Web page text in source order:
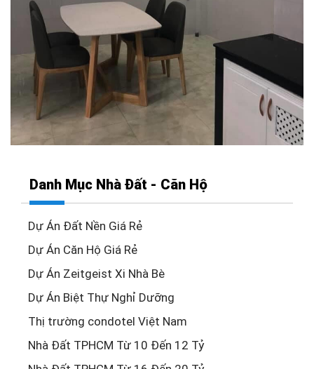
Danh Mục Nhà Đất - Căn Hộ
Dự Án Đất Nền Giá Rẻ
Dự Án Căn Hộ Giá Rẻ
Dự Án Zeitgeist Xi Nhà Bè
Dự Án Biệt Thự Nghỉ Dưỡng
Thị trường condotel Việt Nam
Nhà Đất TPHCM Từ 10 Đến 12 Tỷ